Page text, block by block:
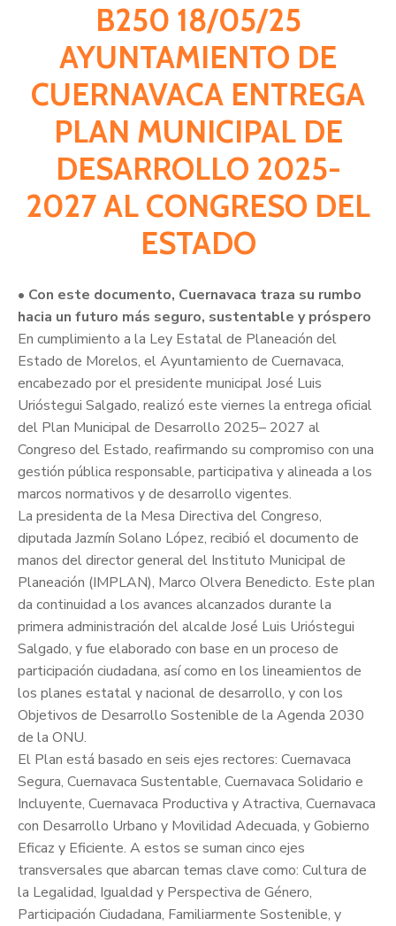
B250 18/05/25
AYUNTAMIENTO DE
CUERNAVACA ENTREGA
PLAN MUNICIPAL DE
DESARROLLO 2025-
2027 AL CONGRESO DEL
ESTADO
• Con este documento, Cuernavaca traza su rumbo
hacia un futuro más seguro, sustentable y próspero
En cumplimiento a la Ley Estatal de Planeación del
Estado de Morelos, el Ayuntamiento de Cuernavaca,
encabezado por el presidente municipal José Luis
Urióstegui Salgado, realizó este viernes la entrega oficial
del Plan Municipal de Desarrollo 2025– 2027 al
Congreso del Estado, reafirmando su compromiso con una
gestión pública responsable, participativa y alineada a los
marcos normativos y de desarrollo vigentes.
La presidenta de la Mesa Directiva del Congreso,
diputada Jazmín Solano López, recibió el documento de
manos del director general del Instituto Municipal de
Planeación (IMPLAN), Marco Olvera Benedicto. Este plan
da continuidad a los avances alcanzados durante la
primera administración del alcalde José Luis Urióstegui
Salgado, y fue elaborado con base en un proceso de
participación ciudadana, así como en los lineamientos de
los planes estatal y nacional de desarrollo, y con los
Objetivos de Desarrollo Sostenible de la Agenda 2030
de la ONU.
El Plan está basado en seis ejes rectores: Cuernavaca
Segura, Cuernavaca Sustentable, Cuernavaca Solidario e
Incluyente, Cuernavaca Productiva y Atractiva, Cuernavaca
con Desarrollo Urbano y Movilidad Adecuada, y Gobierno
Eficaz y Eficiente. A estos se suman cinco ejes
transversales que abarcan temas clave como: Cultura de
la Legalidad, Igualdad y Perspectiva de Género,
Participación Ciudadana, Familiarmente Sostenible, y